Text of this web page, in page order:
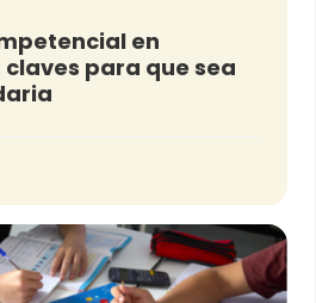
en
para que sea